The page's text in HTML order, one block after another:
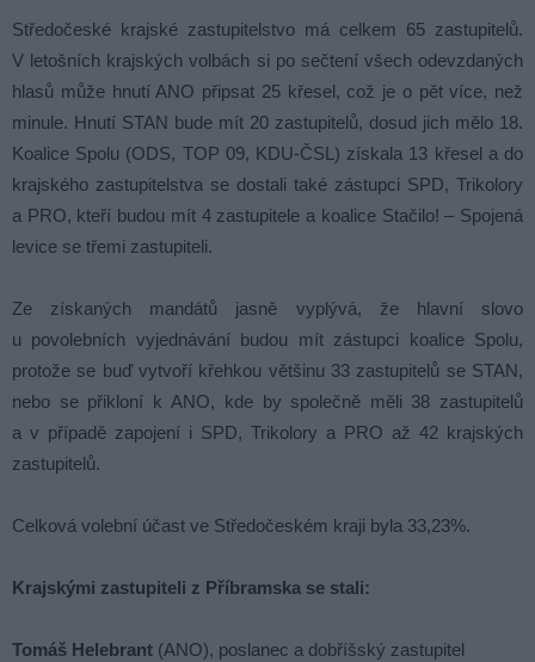
Středočeské krajské zastupitelstvo má celkem 65 zastupitelů.
V letošních krajských volbách si po sečtení všech odevzdaných
hlasů může hnutí ANO připsat 25 křesel, což je o pět více, než
minule. Hnutí STAN bude mít 20 zastupitelů, dosud jich mělo 18.
Koalice Spolu (ODS, TOP 09, KDU-ČSL) získala 13 křesel a do
krajského zastupitelstva se dostali také zástupci SPD, Trikolory
a PRO, kteří budou mít 4 zastupitele a koalice Stačilo! – Spojená
levice se třemi zastupiteli.
Ze získaných mandátů jasně vyplývá, že hlavní slovo
u povolebních vyjednávání budou mít zástupci koalice Spolu,
protože se buď vytvoří křehkou většinu 33 zastupitelů se STAN,
nebo se přikloní k ANO, kde by společně měli 38 zastupitelů
a v případě zapojení i SPD, Trikolory a PRO až 42 krajských
zastupitelů.
Celková volební účast ve Středočeském kraji byla 33,23%.
Krajskými zastupiteli z Příbramska se stali:
Tomáš Helebrant (ANO), poslanec a dobříšský zastupitel